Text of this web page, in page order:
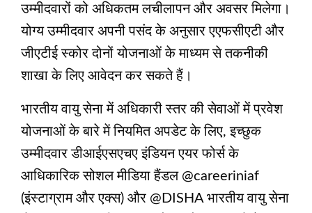
उम्मीदवारों को अधिकतम लचीलापन और अवसर मिलेगा।
योग्य उम्मीदवार अपनी पसंद के अनुसार एएफसीएटी और
जीएटीई स्कोर दोनों योजनाओं के माध्यम से तकनीकी
शाखा के लिए आवेदन कर सकते हैं।
भारतीय वायु सेना में अधिकारी स्‍तर की सेवाओं में प्रवेश
योजनाओं के बारे में नियमित अपडेट के लिए, इच्छुक
उम्मीदवार डीआईएसएचए इंडियन एयर फोर्स के
आधिकारिक सोशल मीडिया हैंडल @careeriniaf
(इंस्टाग्राम और एक्‍स) और @DISHA भारतीय वायु सेना